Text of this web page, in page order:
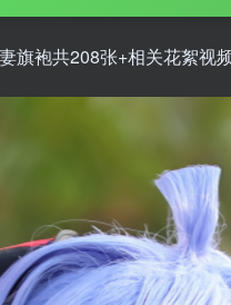
旗袍共208张+相关花絮视